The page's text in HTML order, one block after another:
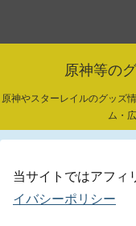
原神等の
原神やスターレイルのグッズ
ム・
当サイトではアフィ
イバシーポリシー